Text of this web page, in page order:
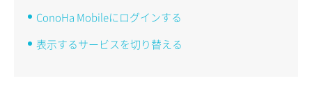
ConoHa Mobileにログインする
表示するサービスを切り替える